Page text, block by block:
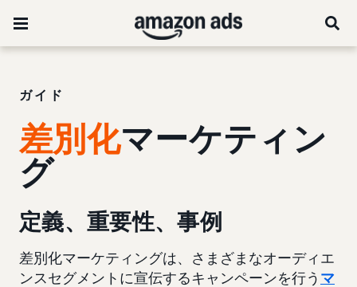
ガイド
差別化マーケティン
グ
定義、重要性、事例
差別化マーケティングは、さまざまなオーディエ
ンスセグメントに宣伝するキャンペーンを行う マ